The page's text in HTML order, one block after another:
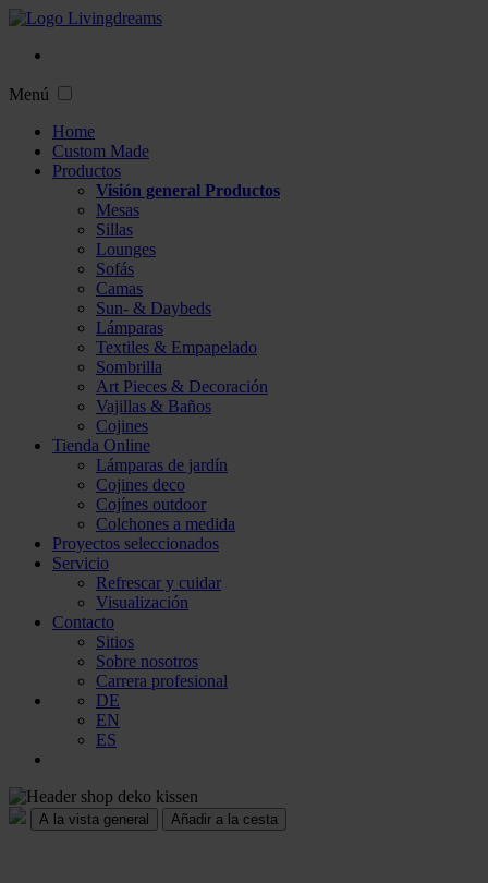
Menú
Home
Custom Made
Productos
Visión general Productos
Mesas
Sillas
Lounges
Sofás
Camas
Sun- & Daybeds
Lámparas
Textiles & Empapelado
Sombrilla
Art Pieces & Decoración
Vajillas & Baños
Cojines
Tienda Online
Lámparas de jardín
Cojines deco
Cojínes outdoor
Colchones a medida
Proyectos seleccionados
Servicio
Refrescar y cuidar
Visualización
Contacto
Sitios
Sobre nosotros
Carrera profesional
DE
EN
ES
Añadir a la cesta